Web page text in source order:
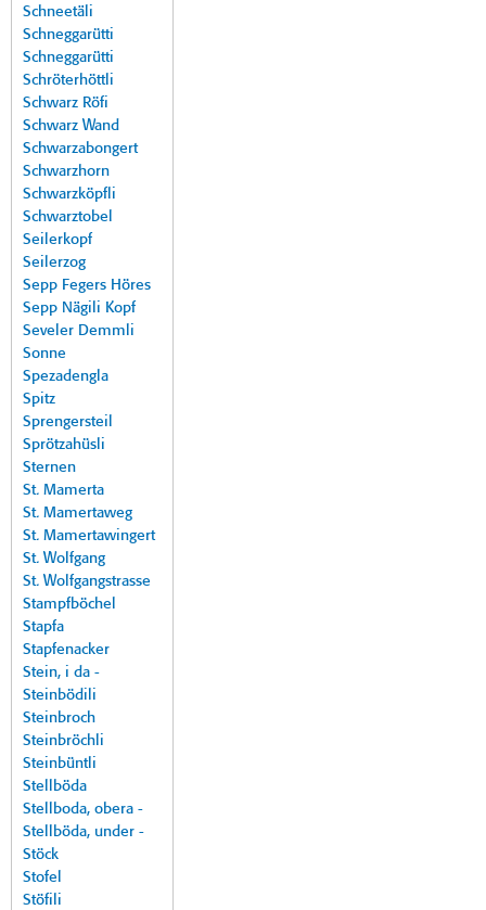
Schneetäli
Schneggarütti
Schneggarütti
Schröterhöttli
Schwarz Röfi
Schwarz Wand
Schwarzabongert
Schwarzhorn
Schwarzköpfli
Schwarztobel
Seilerkopf
Seilerzog
Sepp Fegers Höres
Sepp Nägili Kopf
Seveler Demmli
Sonne
Spezadengla
Spitz
Sprengersteil
Sprötzahüsli
Sternen
St. Mamerta
St. Mamertaweg
St. Mamertawingert
St. Wolfgang
St. Wolfgangstrasse
Stampfböchel
Stapfa
Stapfenacker
Stein, i da -
Steinbödili
Steinbroch
Steinbröchli
Steinbüntli
Stellböda
Stellboda, obera -
Stellböda, under -
Stöck
Stofel
Stöfili